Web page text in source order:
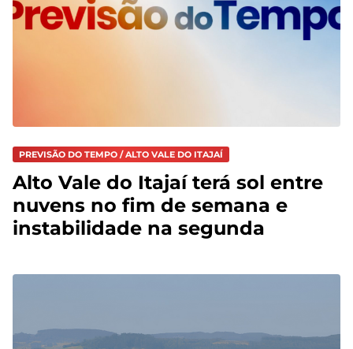
PREVISÃO DO TEMPO / ALTO VALE DO ITAJAÍ
Alto Vale do Itajaí terá sol entre
nuvens no fim de semana e
instabilidade na segunda